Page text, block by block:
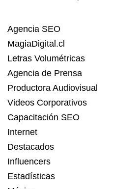
Agencia SEO
MagiaDigital.cl
Letras Volumétricas
Agencia de Prensa
Productora Audiovisual
Videos Corporativos
Capacitación SEO
Internet
Destacados
Influencers
Estadísticas